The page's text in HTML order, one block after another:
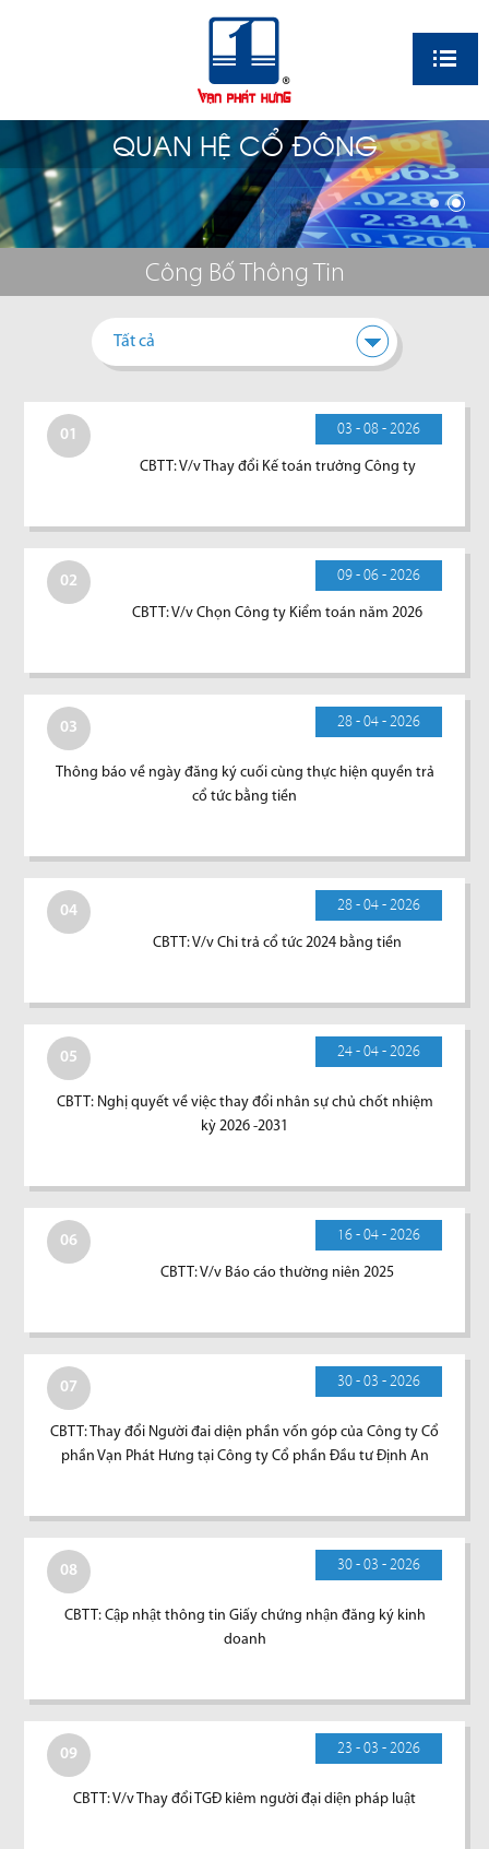
QUAN HỆ CỔ ĐÔNG
Công Bố Thông Tin
Tất cả
01 03 - 08 - 2026
CBTT: V/v Thay đổi Kế toán trưởng Công ty
02 09 - 06 - 2026
CBTT: V/v Chọn Công ty Kiểm toán năm 2026
03 28 - 04 - 2026
Thông báo về ngày đăng ký cuối cùng thực hiện quyền trả
cổ tức bằng tiền
04 28 - 04 - 2026
CBTT: V/v Chi trả cổ tức 2024 bằng tiền
05 24 - 04 - 2026
CBTT: Nghị quyết về việc thay đổi nhân sự chủ chốt nhiệm
kỳ 2026 -2031
06 16 - 04 - 2026
CBTT: V/v Báo cáo thường niên 2025
07 30 - 03 - 2026
CBTT: Thay đổi Người đai diện phần vốn góp của Công ty Cổ
phần Vạn Phát Hưng tại Công ty Cổ phần Đầu tư Định An
08 30 - 03 - 2026
CBTT: Cập nhật thông tin Giấy chứng nhận đăng ký kinh
doanh
09 23 - 03 - 2026
CBTT: V/v Thay đổi TGĐ kiêm người đại diện pháp luật